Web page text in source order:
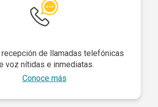
recepción de llamadas telefónicas
voz nítidas e inmediatas.
Conoce más